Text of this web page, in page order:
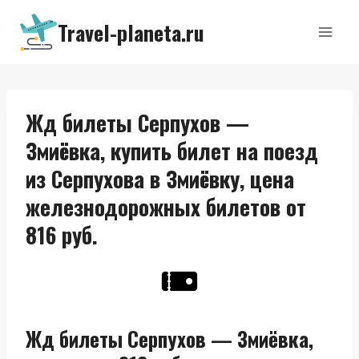
Перейти
содержимому
Travel-planeta.ru
Жд билеты Серпухов —
Змиёвка, купить билет на поезд
из Серпухова в Змиёвку, цена
железнодорожных билетов от
816 руб.
Жд билеты Серпухов — Змиёвка,